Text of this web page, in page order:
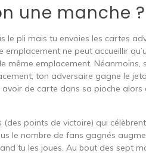
une manche ?
pli mais tu envoies les cartes
ne peut accueillir
même emplacement. Néanmoins,
ton adversaire gagne le
de carte dans sa pioche alors
points de victoire) qui
le nombre de fans gagnés
tu les joues. Au bout des sept